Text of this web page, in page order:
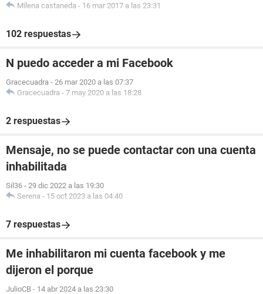
Milena castaneda - 16 mar 2017 a las 23:31
102 respuestas
N puedo acceder a mi Facebook
Gracecuadra - 26 mar 2020 a las 07:37
Gracecuadra - 7 may 2020 a las 18:28
2 respuestas
Mensaje, no se puede contactar con una cuenta
inhabilitada
Sil36 - 29 dic 2022 a las 19:30
Serena - 15 oct 2023 a las 04:40
7 respuestas
Me inhabilitaron mi cuenta facebook y me
dijeron el porque
JulioCB - 14 abr 2024 a las 23:30